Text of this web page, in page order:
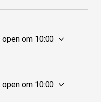
10:30 - 17:30
gesloten
10:30 - 17:30
om 10:00
10:00 - 17:30
10:00 - 17:30
om 10:00